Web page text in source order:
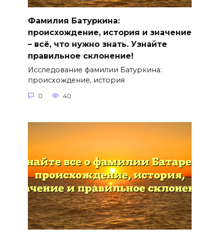
Фамилия Батуркина:
происхождение, история и значение
– всё, что нужно знать. Узнайте
правильное склонение!
Исследование фамилии Батуркина:
происхождение, история
0 40